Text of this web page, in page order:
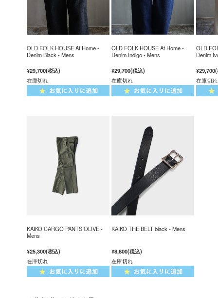
OLD FOLK HOUSE At Home -
Denim Black - Mens
¥29,700(税込)
在庫切れ
OLD FOLK HOUSE At Home -
Denim Indigo - Mens
¥29,700(税込)
在庫切れ
OLD
Denim
¥29,700
在庫切れ
KAIKO CARGO PANTS OLIVE -
Mens
¥25,300(税込)
在庫切れ
KAIKO THE BELT black - Mens
¥8,800(税込)
在庫切れ